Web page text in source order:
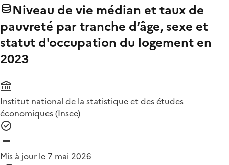
Niveau de vie médian et taux de
pauvreté par tranche d’âge, sexe et
statut d'occupation du logement en
2023
Institut national de la statistique et des études
économiques (Insee)
Mis à jour le 7 mai 2026